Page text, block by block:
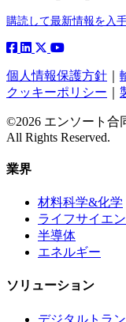
購読して最新情報を入
個人情報保護方針
クッキーポリシー
©2026 エンソート合
All Rights Reserved.
業界
材料科学&化学
ライフサイエ
半導体
エネルギー
ソリューション
デジタルトラ